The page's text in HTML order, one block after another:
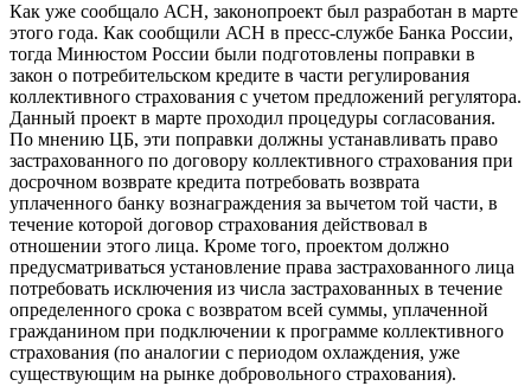
Как уже сообщало АСН, законопроект был разработан в марте
этого года. Как сообщили АСН в пресс-службе Банка России,
тогда Минюстом России были подготовлены поправки в
закон о потребительском кредите в части регулирования
коллективного страхования с учетом предложений регулятора.
Данный проект в марте проходил процедуры согласования.
По мнению ЦБ, эти поправки должны устанавливать право
застрахованного по договору коллективного страхования при
досрочном возврате кредита потребовать возврата
уплаченного банку вознаграждения за вычетом той части, в
течение которой договор страхования действовал в
отношении этого лица. Кроме того, проектом должно
предусматриваться установление права застрахованного лица
потребовать исключения из числа застрахованных в течение
определенного срока с возвратом всей суммы, уплаченной
гражданином при подключении к программе коллективного
страхования (по аналогии с периодом охлаждения, уже
существующим на рынке добровольного страхования).